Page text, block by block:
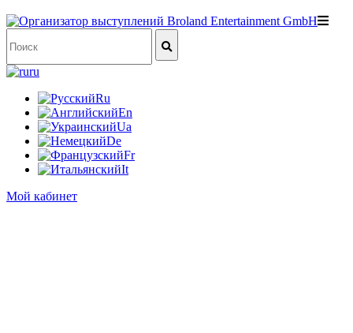
ru
Ru
En
Ua
De
Fr
It
Мой кабинет